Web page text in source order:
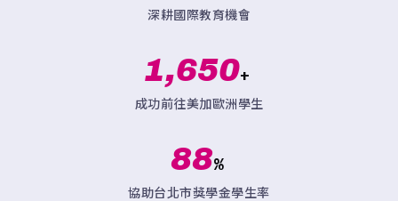
深耕國際教育機會
1,650+
成功前往美加歐洲學生
88%
協助台北市獎學金學生率